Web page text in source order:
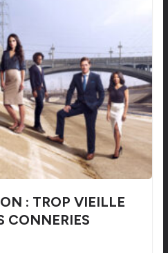
: TROP VIEILLE
CONNERIES